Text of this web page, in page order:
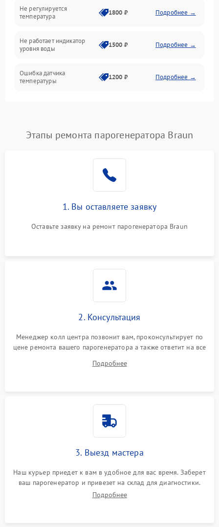
Не регулируется
температура
1800 ₽ Подробнее →
Не работает индикатор
уровня воды
1500 ₽ Подробнее →
Ошибка датчика
температуры
1200 ₽ Подробнее →
Ошибка платы управления Подробнее →
1200 ₽
Не подает пар 1800 ₽ Подробнее →
Этапы ремонта парогенератора Braun
1. Вы оставляете заявку
Оставьте заявку на ремонт парогенератора Braun
2. Консультация
Менеджер колл центра позвонит вам, проконсультирует по
цене ремонта вашего парогенератора а также ответит на все
Подробнее
3. Выезд мастера
Наш курьер приедет к вам в удобное для вас время. Заберет
ваш парогенератор и привезет на склад для диагностики.
Подробнее